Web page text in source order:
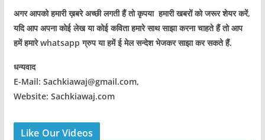
अगर आपको हमारी ख़बरे अच्छी लगती हैं तो कृपया हमारी खबरों को जरूर शेयर करें,
यदि आप अपना कोई लेख या कोई कविता हमारे साथ साझा करना चाहते हैं तो आप
हमें हमारे whatsapp ग्रुप या हमें ई मेल सन्देश भेजकर साझा कर सकते हैं.
धन्यवाद
E-Mail: Sachkiawaj@gmail.com,
Website: Sachkiawaj.com
Like Our Videos